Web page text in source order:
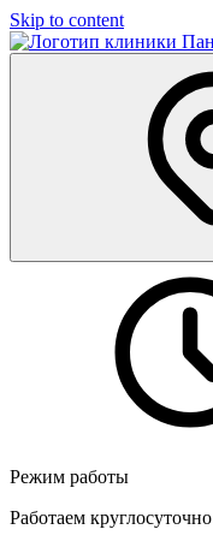
Skip to content
Режим работы
Работаем круглосуточно